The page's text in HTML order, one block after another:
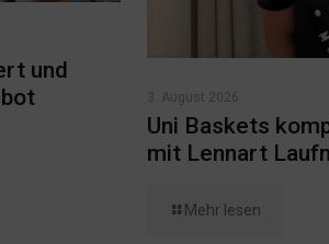
und
3. August 2026
Uni Baskets
mit Lennart
Mehr lesen